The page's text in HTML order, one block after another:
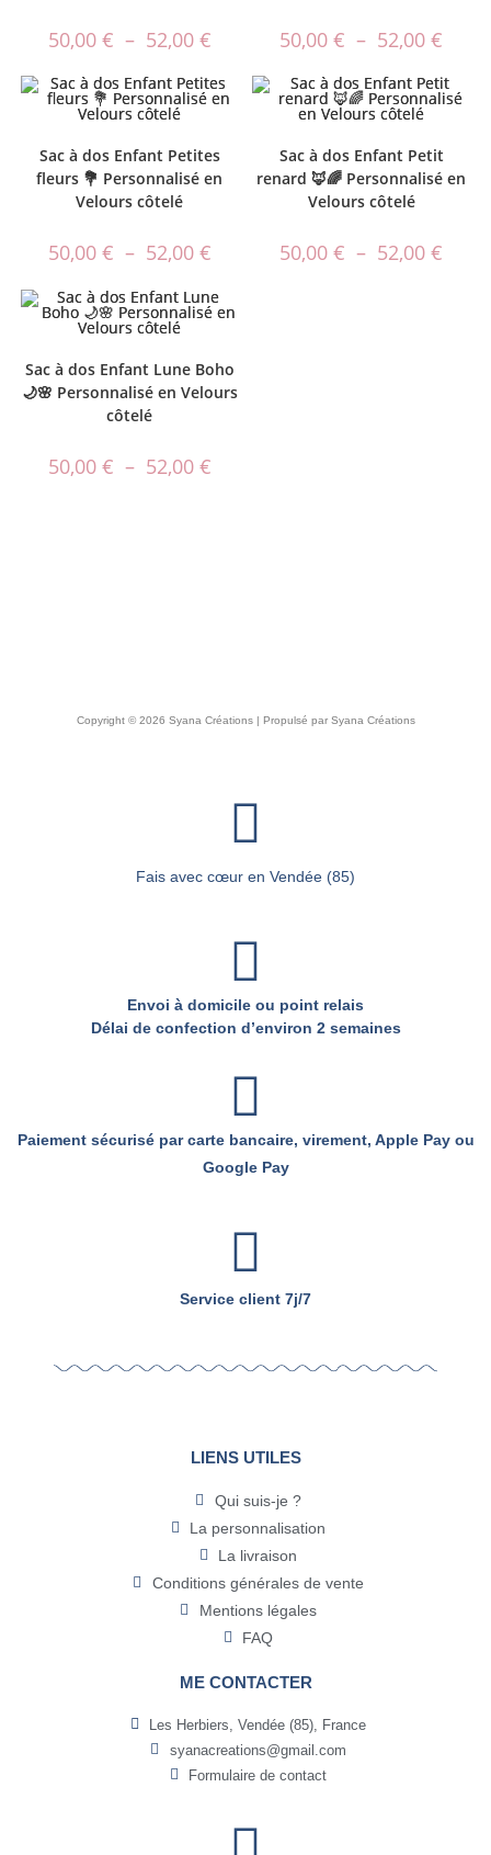
50,00 € – 52,00 € 50,00€ – 52,00€
Sac à dos Enfant Petites
fleurs 💐 Personnalisé en
Velours côtelé
50,00 € – 52,00 €
Sac à dos Enfant Petit
renard 🦊🌈 Personnalisé en
Velours côtelé
50,00€ – 52,00€
Sac à dos Enfant Lune Boho
🌙🌸 Personnalisé en Velours
côtelé
50,00 € – 52,00 €
Copyright © 2026 Syana Créations | Propulsé par Syana Créations
Fais avec cœur en Vendée (85)
Envoi à domicile ou point relais
Délai de confection d’environ 2 semaines
Paiement sécurisé par carte bancaire, virement, Apple Pay ou
Google Pay
Service client 7j/7
LIENS UTILES
Qui suis-je ?
La personnalisation
La livraison
Conditions générales de vente
Mentions légales
FAQ
ME CONTACTER
Les Herbiers, Vendée (85), France
syanacreations@gmail.com
Formulaire de contact